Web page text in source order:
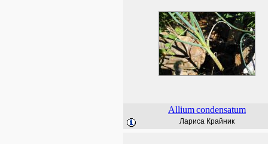
Alliumcondensatum
Лариса Крайник